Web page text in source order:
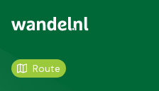
Route